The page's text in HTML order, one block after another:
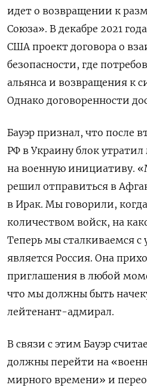
идет о возвращении к
Союза». В декабре 2021
США проект договора о
безопасности, где
альянса и возвращения к
Однако договоренности
Бауэр признал, что после
РФ в Украину блок
на военную инициативу.
решил отправиться в
в Ирак. Мы говорили,
количеством войск, на
Теперь мы сталкиваемся с
является Россия. Она
приглашения в любой
что мы должны быть
лейтенант-адмирал.
В связи с этим Бауэр
должны перейти на
мирного времени» и